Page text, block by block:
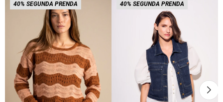
40% SEGUNDA PRENDA 40% SEGUNDA PRENDA